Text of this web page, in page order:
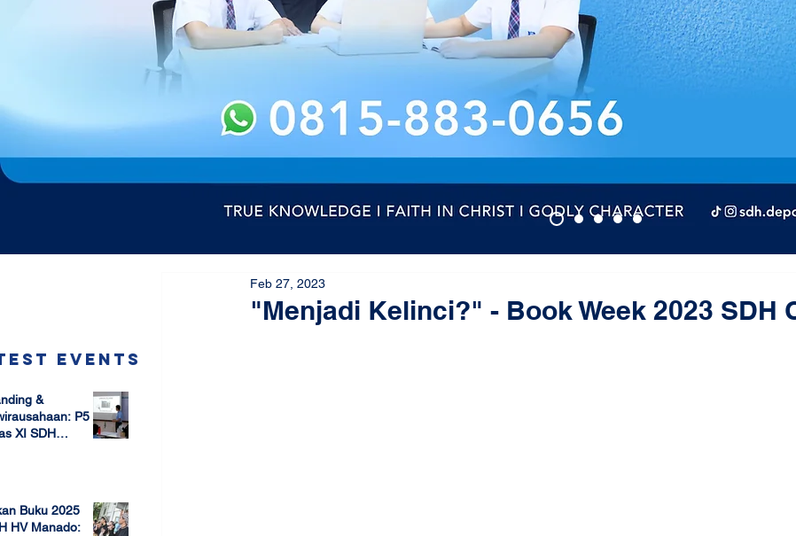
Events
&
P5
XI SDH
Buku 2025
HV Manado:
"Menjadi Kelinci?" - Book Week 2023 SDH
Feb 27, 2023